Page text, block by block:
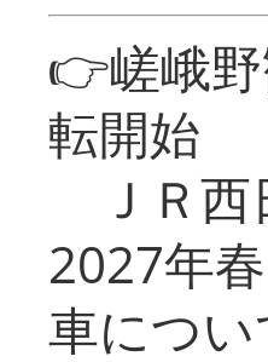
👉嵯峨
転開始
ＪＲ西
2027年
車につ